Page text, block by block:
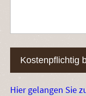
Kostenpflichtig
Hier gelangen Sie